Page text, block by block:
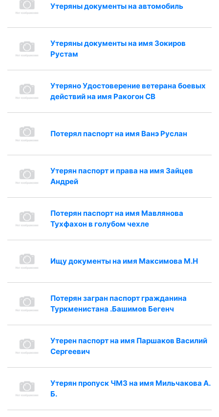
Утеряны документы на автомобиль
Утеряны документы на имя Зокиров
Рустам
Утеряно Удостоверение ветерана боевых
действий на имя Ракогон СВ
Потерял паспорт на имя Ванэ Руслан
Утерян паспорт и права на имя Зайцев
Андрей
Потерян паспорт на имя Мавлянова
Тухфахон в голубом чехле
Ищу документы на имя Максимова М.Н
Потерян загран паспорт гражданина
Туркменистана .Башимов Бегенч
Утерен паспорт на имя Паршаков Василий
Сергеевич
Утерян пропуск ЧМЗ на имя Мильчакова А.
Б.